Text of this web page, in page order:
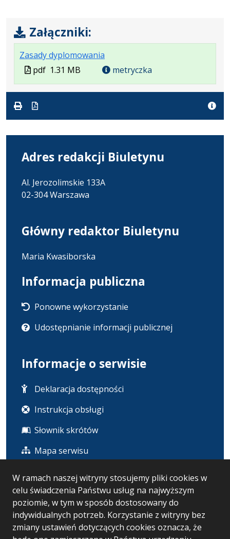
W ramach naszej witryny stosujemy pliki cookies w
celu świadczenia Państwu usług na najwyższym
poziomie, w tym w sposób dostosowany do
indywidualnych potrzeb. Korzystanie z witryny bez
zmiany ustawień dotyczących cookies oznacza, że
Załączniki:
Zasady dyplomowania
Plik
formacie:
Rozmiar
1.31
Otwiera
w
Plik
w
formacie
pdf 1.31 MB metryczka
Adres redakcji Biuletynu
Al. Jerozolimskie 133A
02-304 Warszawa
Główny redaktor Biuletynu
Maria Kwasiborska
Informacja publiczna
Ponowne wykorzystanie
Udostępnianie informacji publicznej
Informacje o serwisie
Deklaracja dostępności
Instrukcja obsługi
Słownik skrótów
Mapa serwisu
Statystyka i dane osobowe
Statystyki oglądalności
Ostatnio dodane